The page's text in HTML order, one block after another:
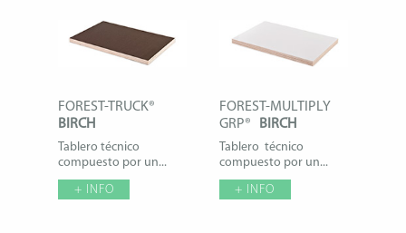
FOREST-TRUCK®
BIRCH
Tablero técnico
compuesto por un...
+ INFO
FOREST-MULTIPLY
GRP® BIRCH
Tablero técnico
compuesto por un...
+ INFO